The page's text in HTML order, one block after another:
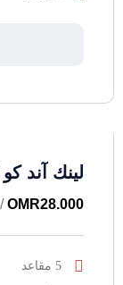
لينك آند كو 05 هايبر هالو 4WD
OMR28.000
/ Day
5 مقاعد